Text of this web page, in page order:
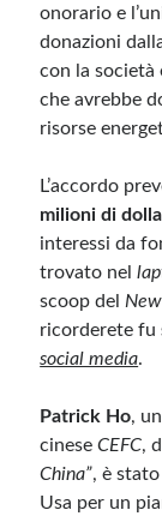
onorario e
donazioni
con la società
che avrebbe
risorse
L’accordo
milioni di
interessi da
trovato nel
scoop del
ricorderete fu
social media.
Patrick Ho,
cineseCEFC,
China”, è
Usa per un